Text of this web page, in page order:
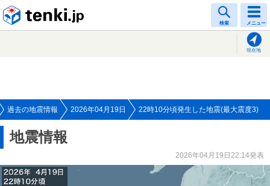
検索 メニュー
現在地
過去の地震情報 2026年04月19日 22時10分頃発生した地震(最大震度3)
地震情報
2026年04月19日22:14発表